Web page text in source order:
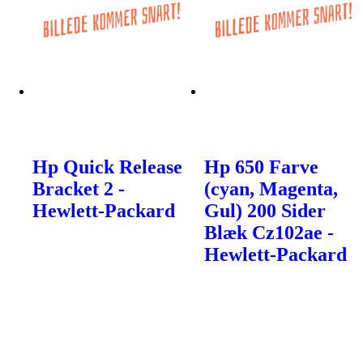
Hp Quick Release
Bracket 2 -
Hewlett-Packard
Hp 650 Farve
(cyan, Magenta,
Gul) 200 Sider
Blæk Cz102ae -
Hewlett-Packard